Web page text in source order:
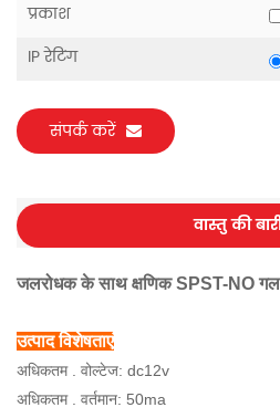
प्रकाश
IP रेटिंग
संपर्क करें
वास्तु की
जलरोधक के साथ क्षणिक SPST-NO गल
उत्पाद विशेषताएं
अधिकतम . वोल्टेज: dc12v
अधिकतम . वर्तमान: 50ma